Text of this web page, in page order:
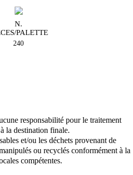
N.
PALETTE
240
responsabilité pour le traitement
la destination finale.
et/ou les déchets provenant de
ou recyclés conformément à la
compétentes.